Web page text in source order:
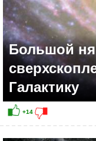
Большой
Галактику